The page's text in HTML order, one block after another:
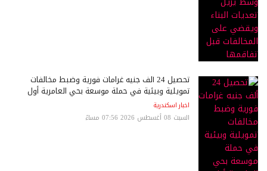
تحصيل 24 ألف جنيه غرامات فورية وضبط مخالفات
تمويلية وبيئية في حملة موسعة بحي العامرية أول
اخبار اسكندرية
السبت 08 أغسطس 2026 07:56 مساءً